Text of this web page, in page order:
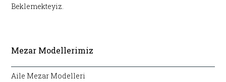
Beklemekteyiz.
Mezar Modellerimiz
Aile Mezar Modelleri